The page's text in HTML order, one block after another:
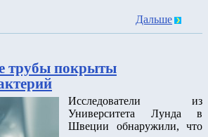
Дальше
трубы покрыты
Исследователи из
Университета Лунда в
Швеции обнаружили, что